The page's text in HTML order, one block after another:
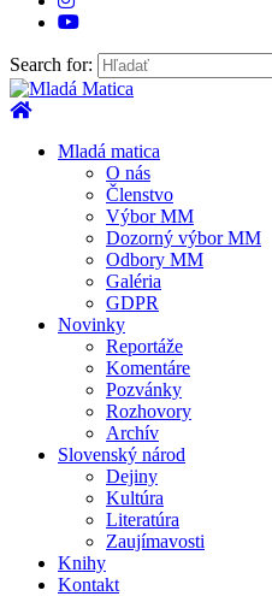
Search for:
Mladá matica
O nás
Členstvo
Výbor MM
Dozorný výbor MM
Odbory MM
Galéria
GDPR
Novinky
Reportáže
Komentáre
Pozvánky
Rozhovory
Archív
Slovenský národ
Dejiny
Kultúra
Literatúra
Zaujímavosti
Knihy
Kontakt